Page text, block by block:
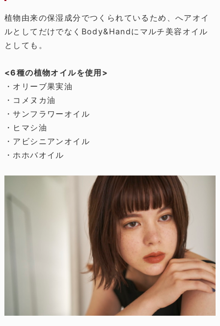
植物由来の保湿成分でつくられているため、へアオイ
ルとしてだけでなくBody&Handにマルチ美容オイル
としても。
<6種の植物オイルを使用>
・オリーブ果実油
・コメヌカ油
・サンフラワーオイル
・ヒマシ油
・アビシニアンオイル
・ホホバオイル